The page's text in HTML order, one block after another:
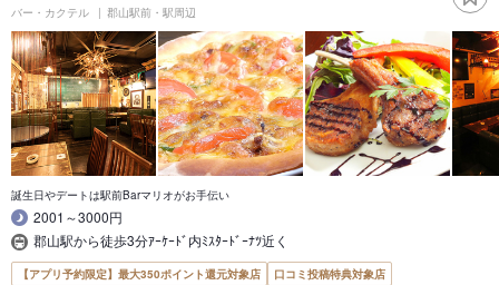
バー・カクテル 郡山駅前・駅周辺
誕生日やデートは駅前Barマリオがお手伝い
2001～3000円
郡山駅から徒歩3分ｱｰｹｰﾄﾞ内ﾐｽﾀｰﾄﾞｰﾅﾂ近く
【アプリ予約限定】最大350ポイント還元対象店
口コミ投稿特典対象店